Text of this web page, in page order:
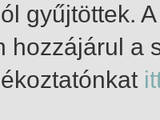
gyűjtöttek.
hozzájárul a